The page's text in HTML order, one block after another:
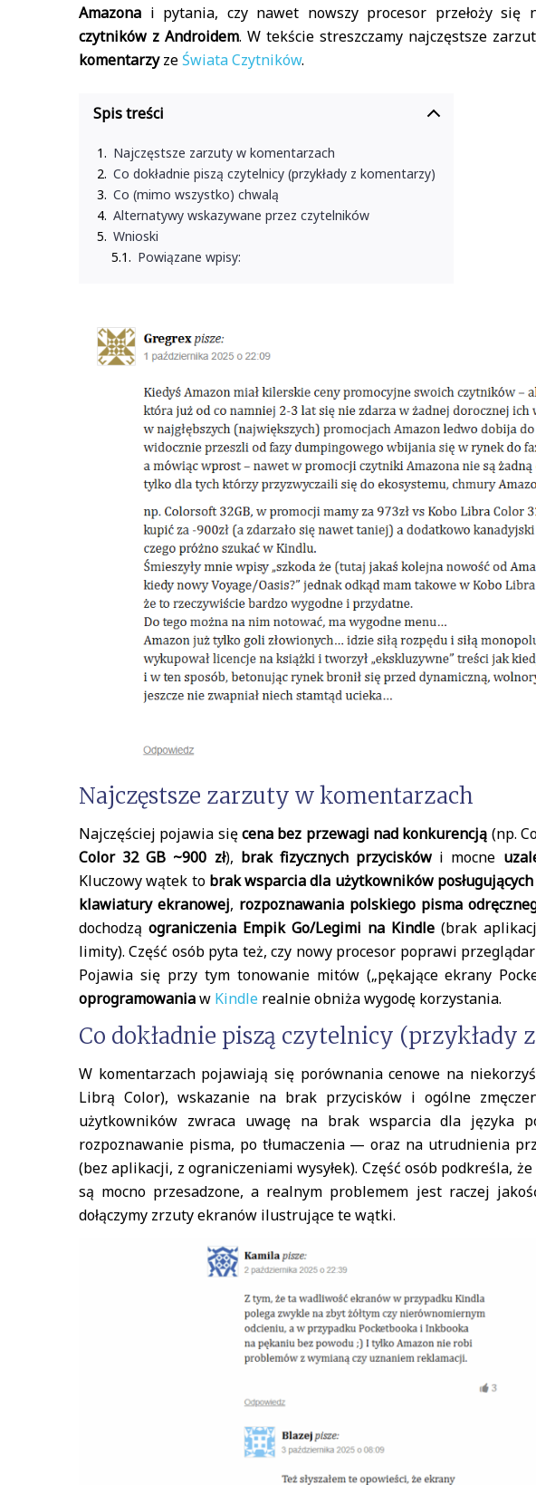
Amazona i pytania, czy nawet nowszy procesor przełoży się
czytników z Androidem. W tekście streszczamy najczęstsze
komentarzyzeŚwiata Czytników.
Spis treści
Najczęstsze zarzuty w komentarzach
Co dokładnie piszą czytelnicy (przykłady z komentarzy)
Co (mimo wszystko) chwalą
Alternatywy wskazywane przez czytelników
Wnioski
Powiązane wpisy:
Najczęstsze zarzuty w komentarzach
Najczęściej pojawia sięcena bez przewagi nad konkurencją (np.
Color 32 GB ~900 zł), brak fizycznych przycisków i mocne
Kluczowy wątek to brak wsparcia dla użytkowników
klawiatury ekranowej, rozpoznawania polskiego pisma
dochodzą ograniczenia Empik Go/Legimi na Kindle (brak
limity). Część osób pyta też, czy nowy procesor poprawi
Pojawia się przy tym tonowanie mitów („pękające ekrany
oprogramowaniaw Kindle realnie obniża wygodę korzystania.
Co dokładnie piszą czytelnicy (przykłady
W komentarzach pojawiają się porównania cenowe na
Librą Color), wskazanie na brak przycisków i ogólne
użytkowników zwraca uwagę na brak wsparcia dla języka
rozpoznawanie pisma, po tłumaczenia — oraz na utrudnienia
(bez aplikacji, z ograniczeniami wysyłek). Część osób podkreśla,
są mocno przesadzone, a realnym problemem jest raczej
dołączymy zrzuty ekranów ilustrujące te wątki.